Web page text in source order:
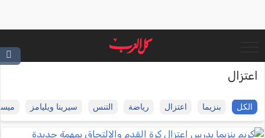
اعتزال
الكل بنزيما اعتزال رياضة التنس سيرينا ويليامز